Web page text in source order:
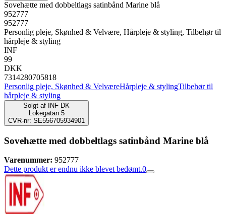
Sovehætte med dobbeltlags satinbånd Marine blå
952777
952777
Personlig pleje, Skønhed & Velvære, Hårpleje & styling, Tilbehør til
hårpleje & styling
INF
99
DKK
7314280705818
Personlig pleje, Skønhed & VelværeHårpleje & stylingTilbehør til
hårpleje & styling
Solgt af
INF DK
Lokegatan 5
CVR-nr: SE556705934901
Sovehætte med dobbeltlags satinbånd Marine blå
Varenummer: 952777
Dette produkt er endnu ikke blevet bedømt.0